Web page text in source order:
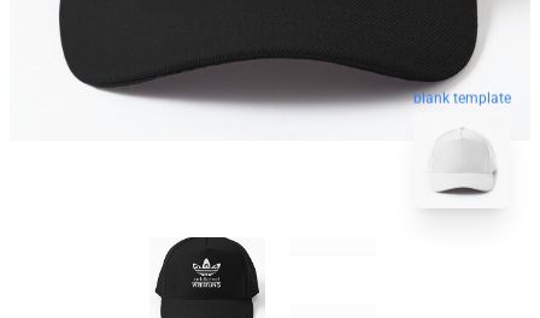
blank template